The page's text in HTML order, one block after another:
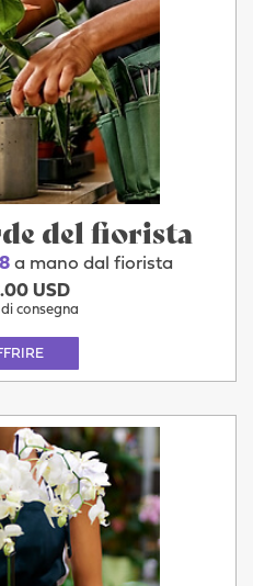
del fiorista
a mano dal fiorista
USD
di consegna